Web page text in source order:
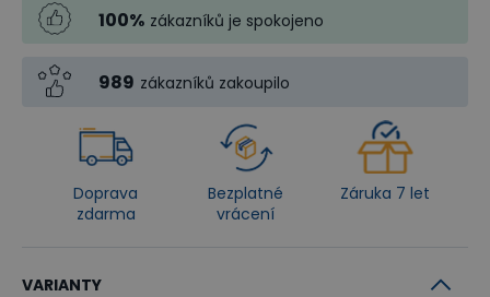
100% zákazníků je spokojeno
989 zákazníků zakoupilo
Doprava
zdarma
Bezplatné
vrácení
Záruka 7 let
VARIANTY